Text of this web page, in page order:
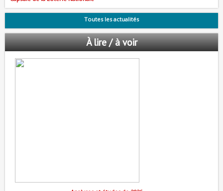
Toutes les actualités
À lire / à voir